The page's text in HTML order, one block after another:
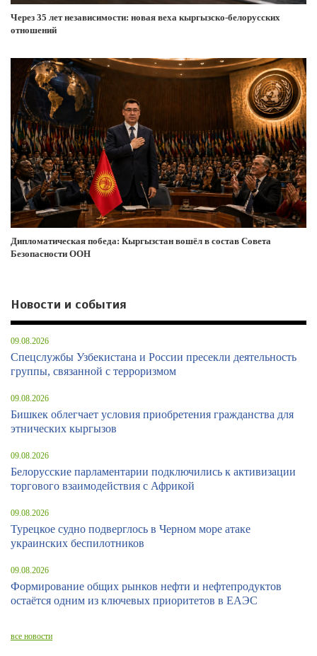
Через 35 лет независимости: новая веха кыргызско-белорусских
отношений
Дипломатическая победа: Кыргызстан вошёл в состав Совета
Безопасности ООН
Новости и события
09.08.2026
Спецслужбы Узбекистана и России пресекли деятельность
группы, связанной с терроризмом
09.08.2026
Бишкек облегчает условия приобретения гражданства для
этнических кыргызов
09.08.2026
Белорусские парламентарии подключились к активизации
торгового взаимодействия с Африкой
09.08.2026
Турецкое судно подверглось в Черном море атаке
украинских беспилотников
09.08.2026
Формирование общих рынков нефти и нефтепродуктов
остаётся одним из ключевых приоритетов в ЕАЭС
все новости